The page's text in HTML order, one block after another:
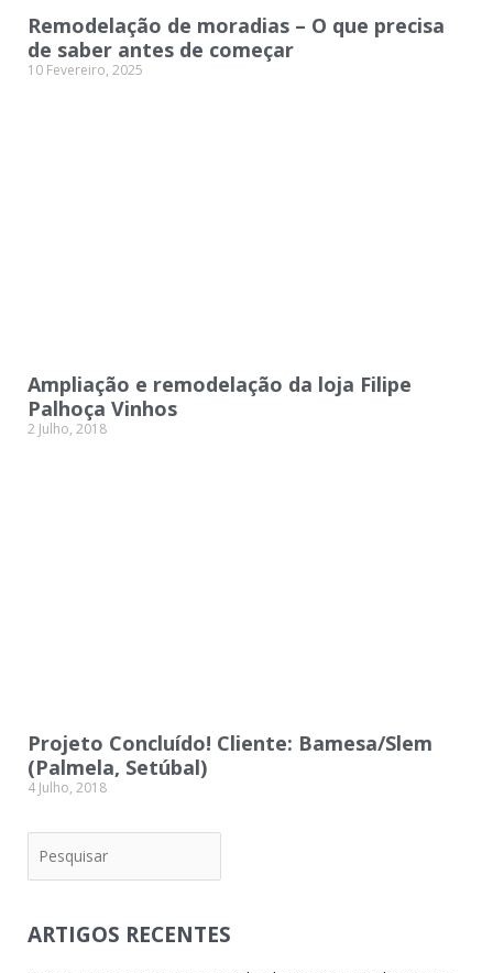
Remodelação de moradias – O que precisa
de saber antes de começar
10 Fevereiro, 2025
Ampliação e remodelação da loja Filipe
Palhoça Vinhos
2 Julho, 2018
Projeto Concluído! Cliente: Bamesa/Slem
(Palmela, Setúbal)
4 Julho, 2018
ARTIGOS RECENTES